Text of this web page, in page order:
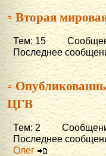
▫ Вторая
Тем: 15
Последнее
▫
ЦГВ
Тем: 2
Последнее
Олег